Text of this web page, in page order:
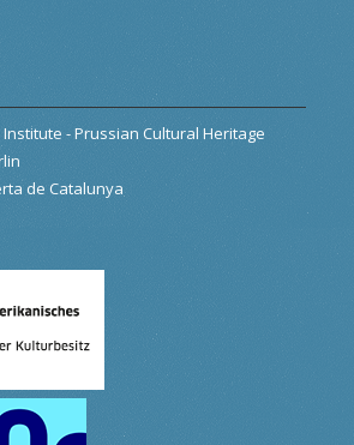
- Prussian Cultural Heritage
de Catalunya